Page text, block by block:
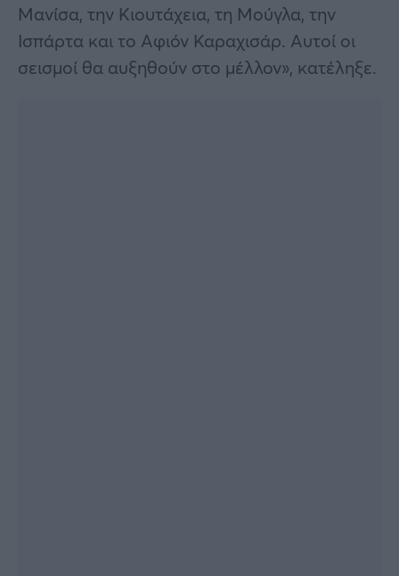
Μανίσα, την Κιουτάχεια, τη Μούγλα, την
Ισπάρτα και το Αφιόν Καραχισάρ. Αυτοί οι
σεισμοί θα αυξηθούν στο μέλλον», κατέληξε.